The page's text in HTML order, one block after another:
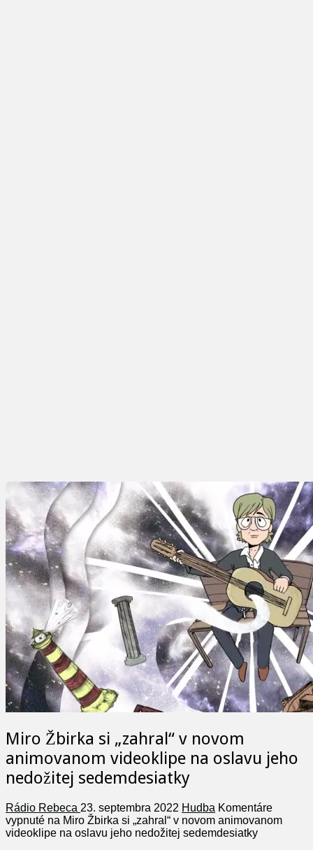
Miro Žbirka si „zahral“ v novom
animovanom videoklipe na oslavu jeho
nedožitej sedemdesiatky
Rádio Rebeca 23. septembra 2022 Hudba Komentáre
vypnuté na Miro Žbirka si „zahral“ v novom animovanom
videoklipe na oslavu jeho nedožitej sedemdesiatky